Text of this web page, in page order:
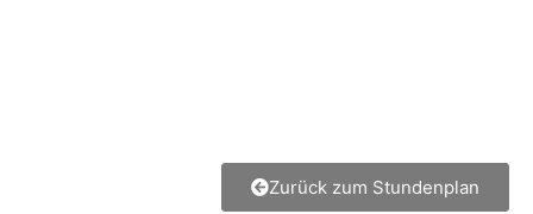
Zurück zum Stundenplan